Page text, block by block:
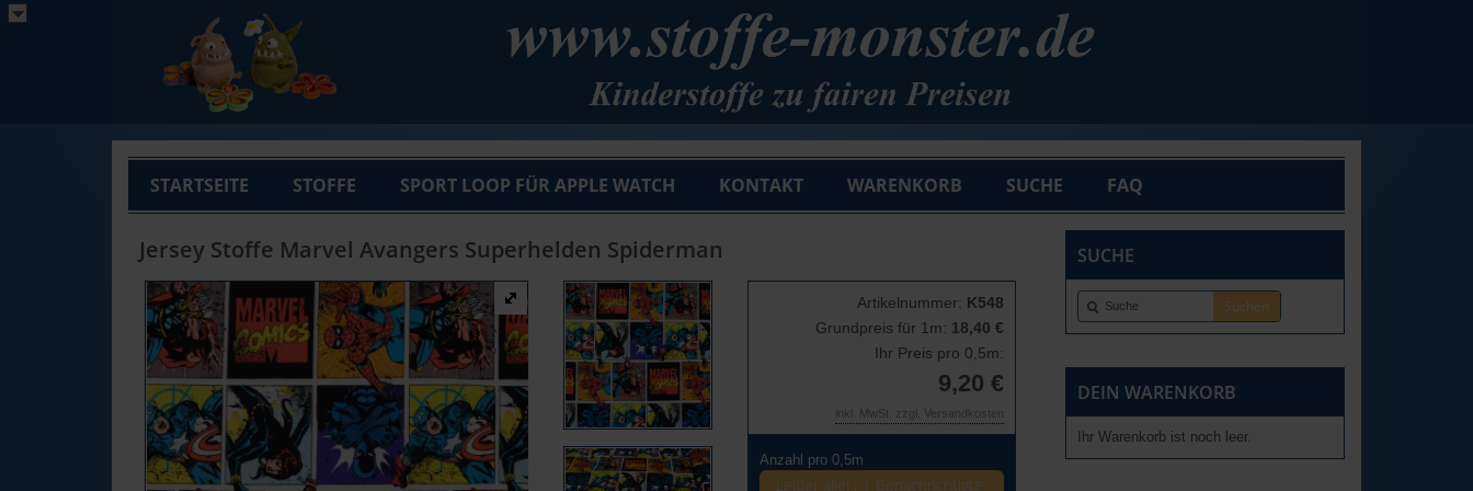
STARTSEITE STOFFE SPORT LOOP FÜR APPLE WATCH KONTAKT WARENKORB SUCHE FAQ
Jersey Stoffe Marvel Avangers Superhelden Spiderman
Artikelnummer: K548
Grundpreis für 1m: 18,40 €
Ihr Preis pro 0,5m:
9,20 €
inkl. MwSt. zzgl. Versandkosten
Anzahl pro 0,5m
Leider alle! :-| Benachrichtigte
SUCHE
DEIN WARENKORB
Ihr Warenkorb ist noch leer.